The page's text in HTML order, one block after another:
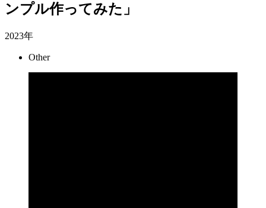
ンプル作ってみた」
2023年
Other